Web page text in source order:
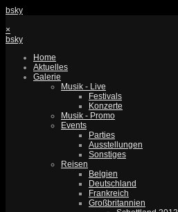
bsky
×
bsky
Home
Aktuelles
Galerie
Musik - Live
Festivals
Konzerte
Musik - Promo
Events
Parties
Ausstellungen
Sonstiges
Reisen
Belgien
Deutschland
Frankreich
Großbritannien